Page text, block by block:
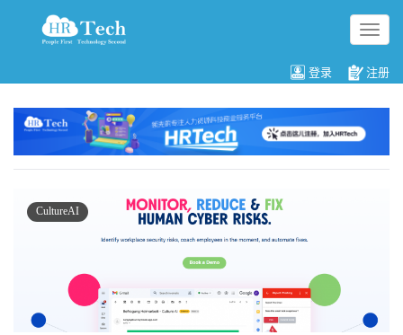
切
换
航
登录 注册
CultureAI